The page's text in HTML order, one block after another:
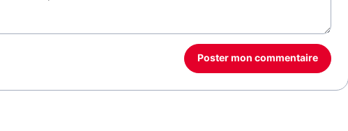
Poster mon commentaire